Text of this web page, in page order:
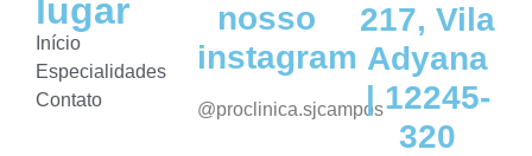
lugar
Início
Especialidades
Contato
nosso
instagram
@proclinica.sjcampos
217, Vila
Adyana
| 12245-
320